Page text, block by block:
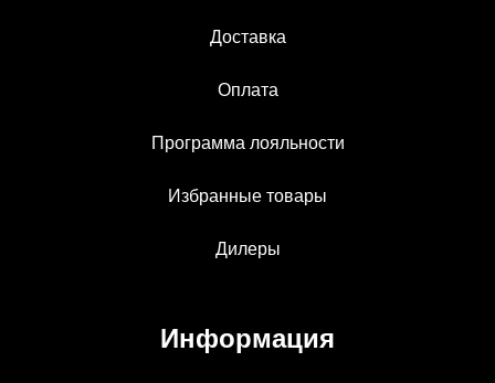
Доставка
Оплата
Программа лояльности
Избранные товары
Дилеры
Информация